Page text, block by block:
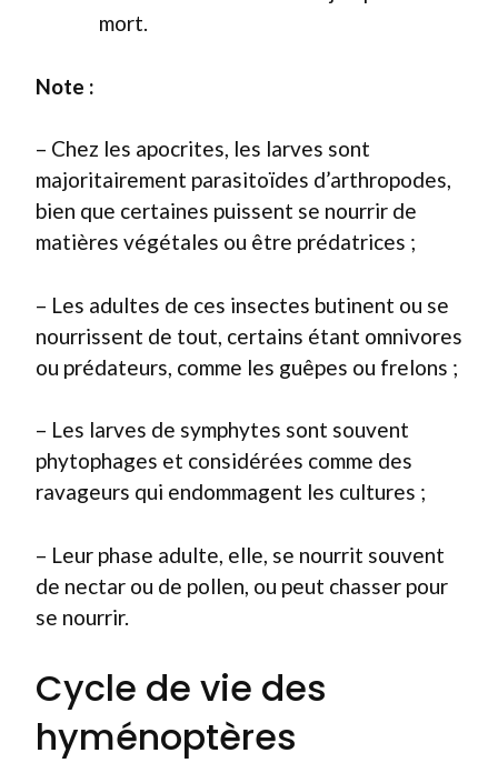
mort.
Note :
– Chez les apocrites, les larves sont
majoritairement parasitoïdes d’arthropodes,
bien que certaines puissent se nourrir de
matières végétales ou être prédatrices ;
– Les adultes de ces insectes butinent ou se
nourrissent de tout, certains étant omnivores
ou prédateurs, comme les guêpes ou frelons ;
– Les larves de symphytes sont souvent
phytophages et considérées comme des
ravageurs qui endommagent les cultures ;
– Leur phase adulte, elle, se nourrit souvent
de nectar ou de pollen, ou peut chasser pour
se nourrir.
Cycle de vie des
hyménoptères